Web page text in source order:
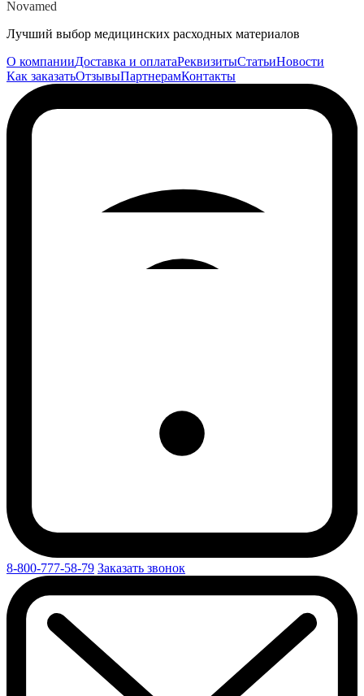
Novamed
Лучший выбор медицинских расходных материалов
О компанииДоставка и оплатаРеквизитыСтатьиНовости
Как заказатьОтзывыПартнерамКонтакты
8-800-777-58-79 Заказать звонок